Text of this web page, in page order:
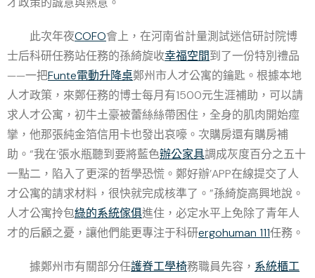
此次年夜COFO會上，在河南省計量測試迷信研討院博
士后科研任務站任務的孫綺旋收幸福空間到了一份特別禮品
——一把Funte電動升降桌鄭州市人才公寓的鑰匙。根據本地
人才政策，來鄭任務的博士每月有1500元生涯補助，可以請
求人才公寓，初牛土豪被蕾絲絲帶困住，全身的肌肉開始痙
攣，他那張純金箔信用卡也發出哀嚎。次購房還有購房補
助。“我在‘張水瓶聽到要將藍色辦公家具調成灰度百分之五十
一點二，陷入了更深的哲學恐慌。鄭好辦’APP在線提交了人
才公寓的請求材料，很快就完成核準了。”孫綺旋高興地說。
人才公寓拎包綠的系統傢俱進住，必定水平上免除了青年人
才的后顧之憂，讓他們能更專注于科研ergohuman 111任務。
據鄭州市有關部分任護脊工學椅務職員先容， 系統櫃工